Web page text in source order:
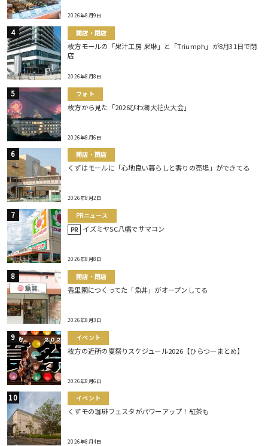
2026年8月9日
開店・閉店
枚方モールの「果汁工房 果琳」と「Triumph」が8月31日で閉
店
2026年8月8日
フォト
枚方から見た「2026びわ湖大花火大会」
2026年8月6日
開店・閉店
くずはモールに「心地良い暮らしと香りの売場」ができてる
2026年8月2日
PRニュース
PR イズミヤSC八幡でサマコン
2026年8月8日
開店・閉店
香里園につくってた「魚丼」がオープンしてる
2026年8月3日
イベント
枚方の近所の夏祭りスケジュール2026【ひらつーまとめ】
2026年8月6日
イベント
くずモの珈琲フェスタがパワーアップ！紅茶も
2026年8月4日